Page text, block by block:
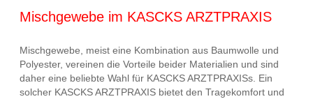
Mischgewebe im KASCKS ARZTPRAXIS
Mischgewebe, meist eine Kombination aus Baumwolle und
Polyester, vereinen die Vorteile beider Materialien und sind
daher eine beliebte Wahl für KASCKS ARZTPRAXISs. Ein
solcher KASCKS ARZTPRAXIS bietet den Tragekomfort und